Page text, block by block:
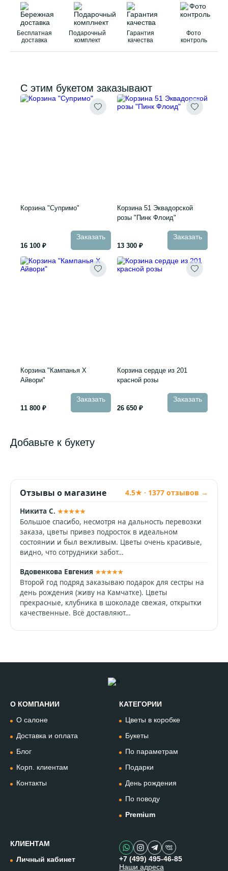
Бесплатная
доставка
Подарочный
комплект
Гарантия
качества
Фото
контроль
С этим букетом заказывают
Корзина "Супримо"
16 100 ₽
Заказать
Корзина 51 Эквадорской
розы "Пинк Флоид"
13 300 ₽
Заказать
Корзина "Кампанья Х
Айвори"
11 800 ₽
Заказать
Корзина сердце из 201
красной розы
26 650 ₽
Заказать
Добавьте к букету
Отзывы о магазине 4.5★ · 1377 отзывов →
Никита С. ★★★★★
Большое спасибо, несмотря на дальность перевозки
заказа, цветы привез подросток в идеальном
состоянии и был вежливым. Цветы очень красивые,
видно, что сотрудники забот…
Вдовенкова Евгения ★★★★★
Второй год подряд заказываю подарок для сестры на
день рождения (живу на Камчатке). Цветы
прекрасные, клубника в шоколаде свежая, открытки
качественные. Всё доставляют…
О КОМПАНИИ
О салоне
Доставка и оплата
Блог
Корп. клиентам
Контакты
КАТЕГОРИИ
Цветы в коробке
Букеты
По параметрам
Подарки
День рождения
По поводу
Premium
КЛИЕНТАМ
Личный кабинет
+7 (499) 495-46-85
Наши адреса
Позвонить
+74994954685
WhatsApp
+79912981236
@omflowersbot
Instagram